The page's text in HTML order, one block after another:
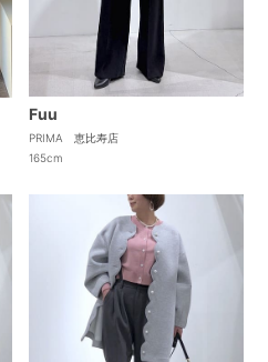
Fuu
PRIMA 恵比寿店
165cm